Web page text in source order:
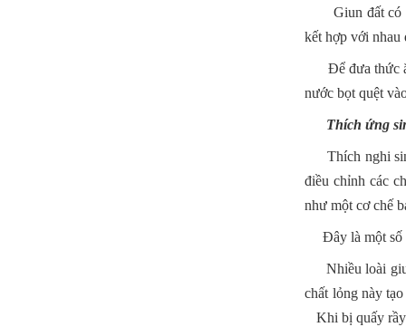
Giun đất có
kết hợp với nhau
Để đưa thức ăn
nước bọt quệt
Thích ứng
Thích nghi
điều chỉnh các
như một cơ chế
Đây là một số
Nhiều loài
chất lỏng này
Khi bị quấy rầy